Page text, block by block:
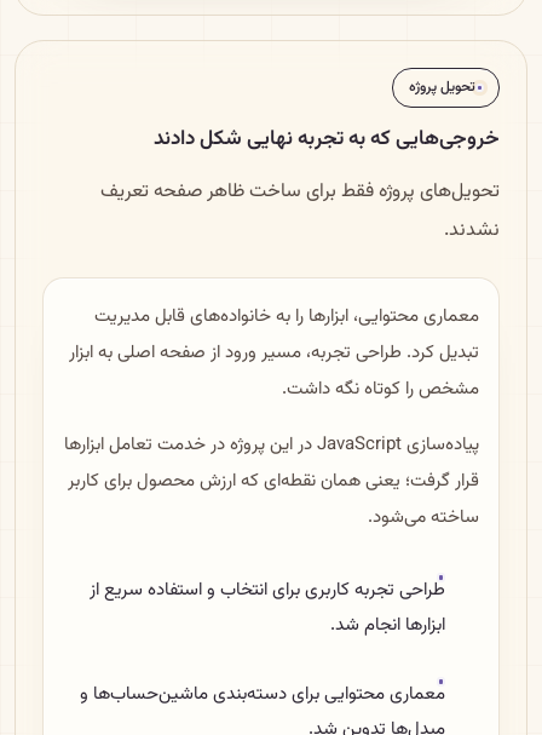
تحویل پروژه
خروجی‌هایی که به تجربه نهایی شکل دادند
تحویل‌های پروژه فقط برای ساخت ظاهر صفحه تعریف
نشدند.
معماری محتوایی، ابزارها را به خانواده‌های قابل مدیریت
تبدیل کرد. طراحی تجربه، مسیر ورود از صفحه اصلی به ابزار
مشخص را کوتاه نگه داشت.
پیاده‌سازی JavaScript در این پروژه در خدمت تعامل ابزارها
قرار گرفت؛ یعنی همان نقطه‌ای که ارزش محصول برای کاربر
ساخته می‌شود.
طراحی تجربه کاربری برای انتخاب و استفاده سریع از
ابزارها انجام شد.
معماری محتوایی برای دسته‌بندی ماشین‌حساب‌ها و